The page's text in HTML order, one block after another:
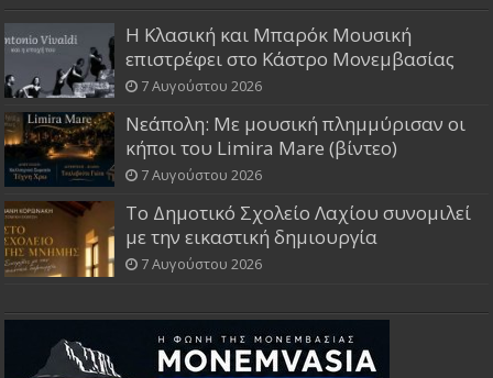
Η Κλασική και Μπαρόκ Μουσική
επιστρέφει στο Κάστρο Μονεμβασίας
7 Αυγούστου 2026
Νεάπολη: Με μουσική πλημμύρισαν οι
κήποι του Limira Mare (βίντεο)
7 Αυγούστου 2026
Το Δημοτικό Σχολείο Λαχίου συνομιλεί
με την εικαστική δημιουργία
7 Αυγούστου 2026